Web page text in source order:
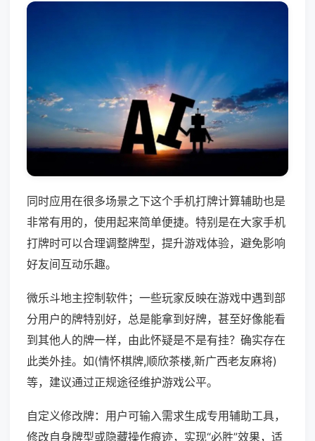
同时应用在很多场景之下这个手机打牌计算辅助也是
非常有用的，使用起来简单便捷。特别是在大家手机
打牌时可以合理调整牌型，提升游戏体验，避免影响
好友间互动乐趣。
微乐斗地主控制软件；一些玩家反映在游戏中遇到部
分用户的牌特别好，总是能拿到好牌，甚至好像能看
到其他人的牌一样，由此怀疑是不是有挂？确实存在
此类外挂。如(情怀棋牌,顺欣茶楼,新广西老友麻将)
等，建议通过正规途径维护游戏公平。
自定义修改牌：用户可输入需求生成专用辅助工具，
修改自身牌型或隐藏操作痕迹，实现“必胜”效果，适